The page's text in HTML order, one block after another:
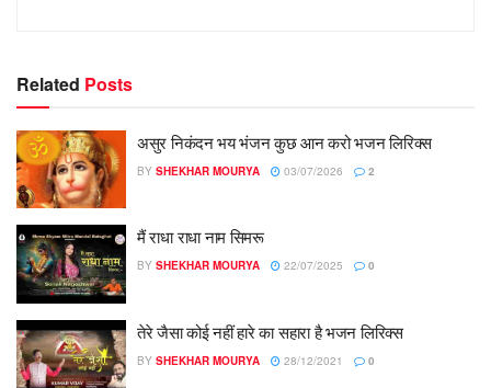
Related Posts
असुर निकंदन भय भंजन कुछ आन करो भजन लिरिक्स
BY SHEKHAR MOURYA 03/07/2026 2
मैं राधा राधा नाम सिमरू
BY SHEKHAR MOURYA 22/07/2025 0
तेरे जैसा कोई नहीं हारे का सहारा है भजन लिरिक्स
BY SHEKHAR MOURYA 28/12/2021 0